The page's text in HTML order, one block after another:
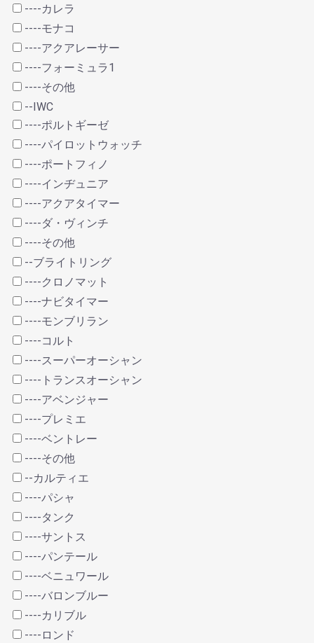
----カレラ
----モナコ
----アクアレーサー
----フォーミュラ1
----その他
--IWC
----ポルトギーゼ
----パイロットウォッチ
----ポートフィノ
----インヂュニア
----アクアタイマー
----ダ・ヴィンチ
----その他
--ブライトリング
----クロノマット
----ナビタイマー
----モンブリラン
----コルト
----スーパーオーシャン
----トランスオーシャン
----アベンジャー
----プレミエ
----ベントレー
----その他
--カルティエ
----パシャ
----タンク
----サントス
----パンテール
----ベニュワール
----バロンブルー
----カリブル
----ロンド